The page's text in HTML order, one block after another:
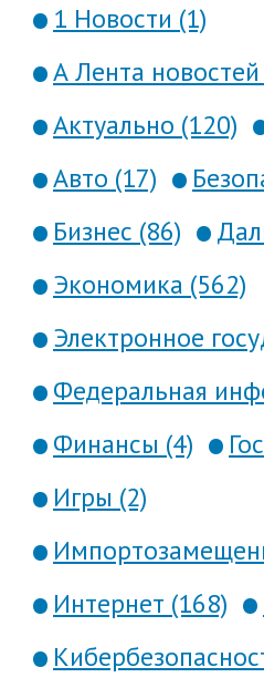
1 Новости (1)
А Лента новостей
Актуально (120)
Авто (17)
Бизнес (86)
Экономика (562)
Электронное
Федеральная
Финансы (4)
Игры (2)
Интернет (168)